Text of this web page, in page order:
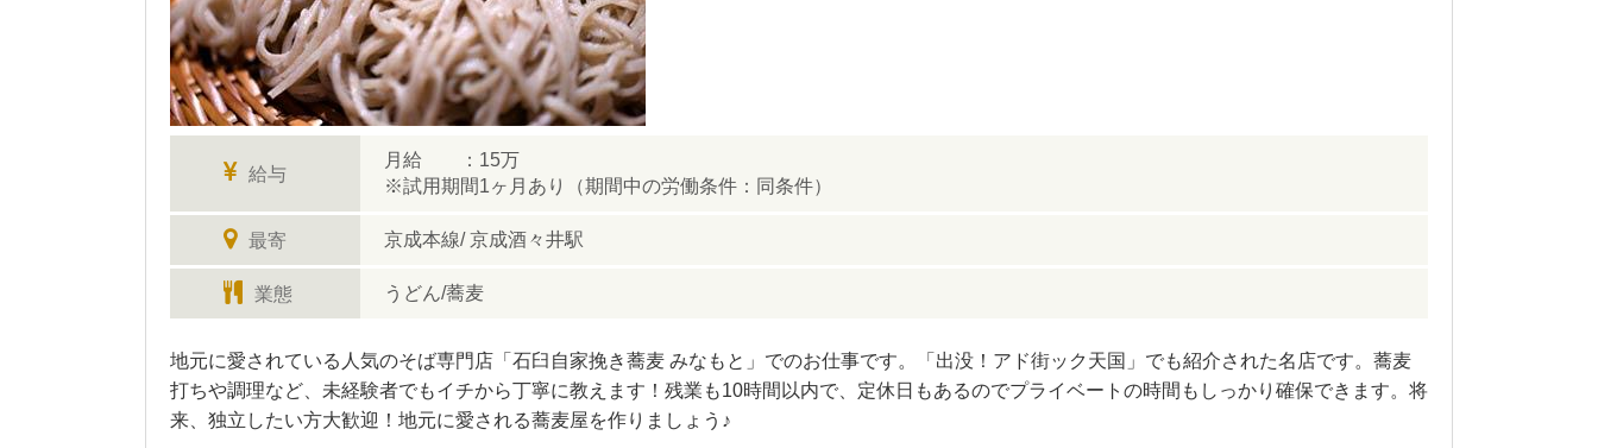
給与
月給 ：15万
※試用期間1ヶ月あり（期間中の労働条件：同条件）
最寄 京成本線/ 京成酒々井駅
業態 うどん/蕎麦
地元に愛されている人気のそば専門店「石臼自家挽き蕎麦 みなもと」でのお仕事です。「出没！アド街ック天国」でも紹介された名店です。蕎麦
打ちや調理など、未経験者でもイチから丁寧に教えます！残業も10時間以内で、定休日もあるのでプライベートの時間もしっかり確保できます。将
来、独立したい方大歓迎！地元に愛される蕎麦屋を作りましょう♪